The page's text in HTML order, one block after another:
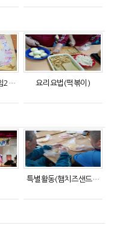
2… 요리요법(떡볶이)
특별활동(햄치즈샌드…